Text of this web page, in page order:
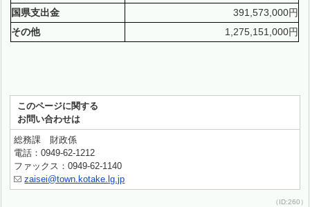
国県支出金
391,573,000円
その他
1,275,151,000円
このページに関する
お問い合わせは
総務課 財政係
電話：0949-62-1212
ファックス：0949-62-1140
zaisei@town.kotake.lg.jp
（ID:260）